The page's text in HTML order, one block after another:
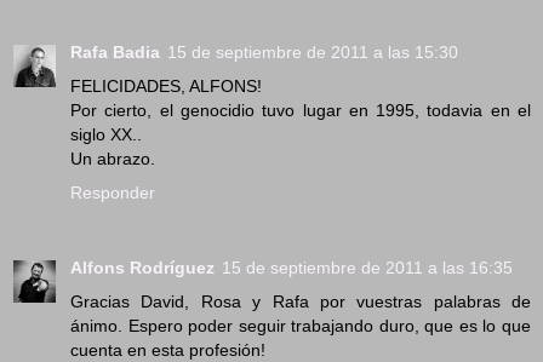
Rafa Badia 15 de septiembre de 2011 a las 15:30
FELICIDADES, ALFONS!
Por cierto, el genocidio tuvo lugar en 1995, todavia en el
siglo XX..
Un abrazo.
Responder
Alfons Rodríguez 15 de septiembre de 2011 a las 16:35
Gracias David, Rosa y Rafa por vuestras palabras de
ánimo. Espero poder seguir trabajando duro, que es lo que
cuenta en esta profesión!